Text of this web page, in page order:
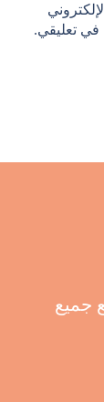
في تعليقي.
جميع